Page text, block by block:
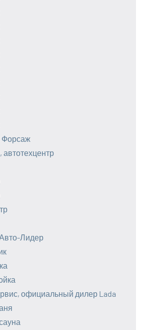
Форсаж
автотехцентр
Лидер
официальный дилер Lada